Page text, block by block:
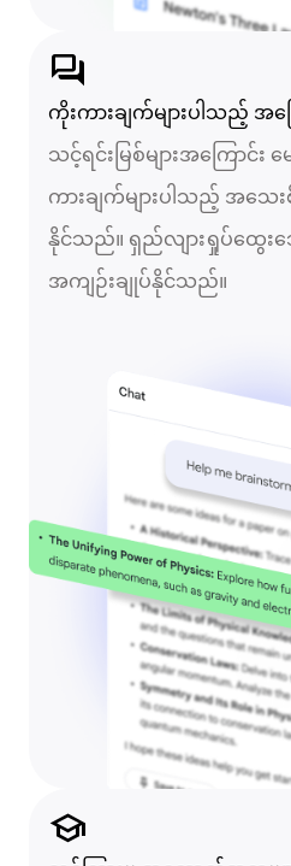
forum
ကိုးကားချက်များပါသည့် အဖြ
သင့်ရင်းမြစ်များအကြောင်း မေ
ကားချက်များပါသည့် အသေ
နိုင်သည်။ ရှည်လျားရှုပ်ထွေ
အကျဉ်းချုပ်နိုင်သည်။
school